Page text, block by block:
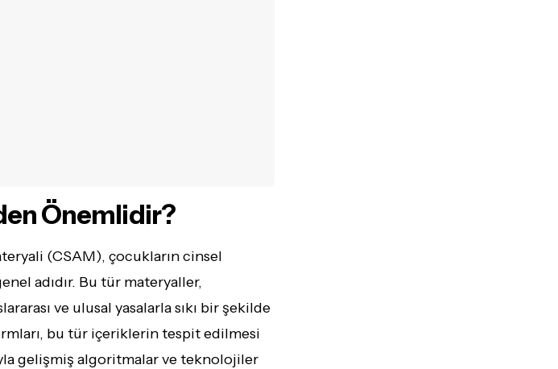
Önemlidir?
(CSAM), çocukların cinsel
adıdır. Bu tür materyaller,
ve ulusal yasalarla sıkı bir şekilde
bu tür içeriklerin tespit edilmesi
gelişmiş algoritmalar ve teknolojiler